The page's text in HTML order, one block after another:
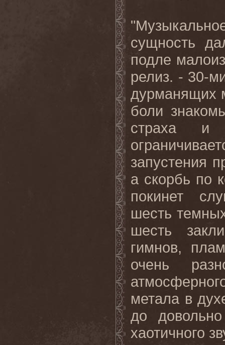
сущность
подле
релиз. - 30-
дурманящих
боли
страха и
запустения
а скорбь по
покинет
шесть
шесть
гимнов,
очень
метала в
до
хаотичного